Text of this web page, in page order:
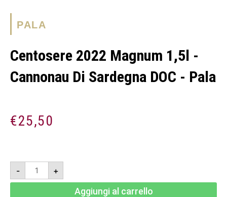
PALA
Centosere 2022 Magnum 1,5l -
Cannonau Di Sardegna DOC - Pala
€25,50
-
Centosere
2022
Magnum
1,5l
+
Aggiungi al carrello